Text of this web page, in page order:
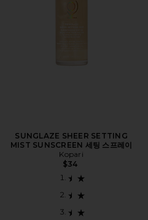
SUNGLAZE SHEER SETTING
MIST SUNSCREEN 세팅 스프레이
Kopari
$34